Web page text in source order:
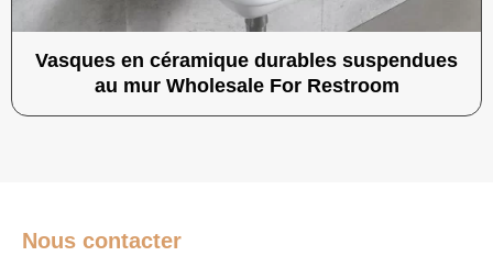
Vasques en céramique durables suspendues
au mur Wholesale For Restroom
Nous contacter